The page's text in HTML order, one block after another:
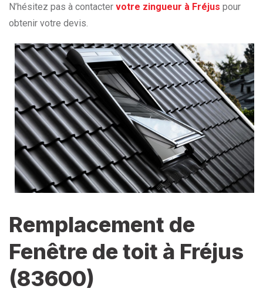
N’hésitez pas à contacter votre zingueur à Fréjus pour
obtenir votre devis.
Remplacement de
Fenêtre de toit à Fréjus
(83600)